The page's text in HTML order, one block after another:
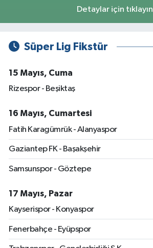
Detaylar için tıklayın
Süper Lig Fikstür
15 Mayıs, Cuma
Rizespor - Beşiktaş
16 Mayıs, Cumartesi
Fatih Karagümrük - Alanyaspor
Gaziantep FK - Başakşehir
Samsunspor - Göztepe
17 Mayıs, Pazar
Kayserispor - Konyaspor
Fenerbahçe - Eyüpspor